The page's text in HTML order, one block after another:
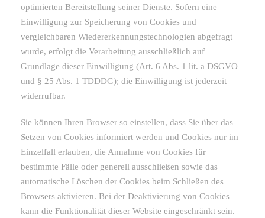
optimierten Bereitstellung seiner Dienste. Sofern eine
Einwilligung zur Speicherung von Cookies und
vergleichbaren Wiedererkennungstechnologien abgefragt
wurde, erfolgt die Verarbeitung ausschließlich auf
Grundlage dieser Einwilligung (Art. 6 Abs. 1 lit. a DSGVO
und § 25 Abs. 1 TDDDG); die Einwilligung ist jederzeit
widerrufbar.
Sie können Ihren Browser so einstellen, dass Sie über das
Setzen von Cookies informiert werden und Cookies nur im
Einzelfall erlauben, die Annahme von Cookies für
bestimmte Fälle oder generell ausschließen sowie das
automatische Löschen der Cookies beim Schließen des
Browsers aktivieren. Bei der Deaktivierung von Cookies
kann die Funktionalität dieser Website eingeschränkt sein.